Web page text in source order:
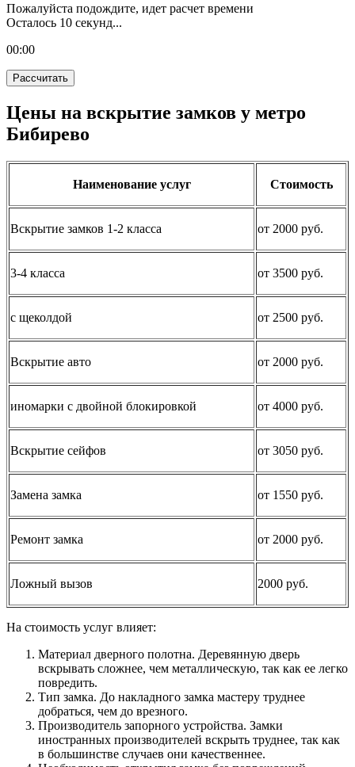
Пожалуйста подождите, идет расчет времени
Осталось 10 секунд...
00:00
Рассчитать
Цены на вскрытие замков у метро
Бибирево
Наименование услуг Стоимость
Вскрытие замков 1-2 класса от 2000 руб.
3-4 класса от 3500 руб.
с щеколдой от 2500 руб.
Вскрытие авто от 2000 руб.
иномарки с двойной блокировкой от 4000 руб.
Вскрытие сейфов от 3050 руб.
Замена замка от 1550 руб.
Ремонт замка от 2000 руб.
Ложный вызов 2000 руб.
На стоимость услуг влияет:
Материал дверного полотна. Деревянную дверь
вскрывать сложнее, чем металлическую, так как ее легко
повредить.
Тип замка. До накладного замка мастеру труднее
добраться, чем до врезного.
Производитель запорного устройства. Замки
иностранных производителей вскрыть труднее, так как
в большинстве случаев они качественнее.